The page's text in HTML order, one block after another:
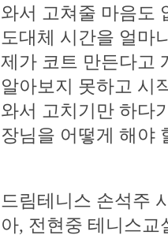
와서 고쳐줄 마음도
도대체 시간을 얼마
제가 코트 만든다고
알아보지 못하고 시
와서 고치기만 하다
장님을 어떻게 해야
드림테니스 손석주
아, 전현중 테니스